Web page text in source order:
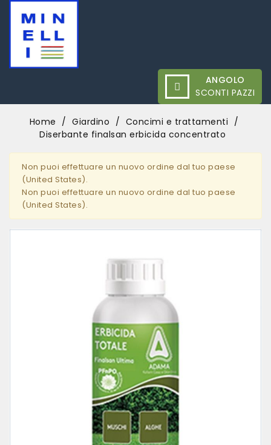
ANGOLO
SCONTI PAZZI
Home Giardino
Concimi e trattamenti
Diserbante finalsan erbicida concentrato
Non puoi effettuare un nuovo ordine dal tuo paese
(United States).
Non puoi effettuare un nuovo ordine dal tuo paese
(United States).